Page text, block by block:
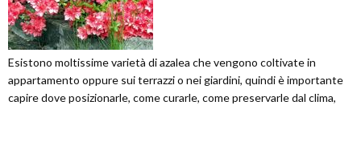
Esistono moltissime varietà di azalea che vengono coltivate in
appartamento oppure sui terrazzi o nei giardini, quindi è importante
capire dove posizionarle, come curarle, come preservarle dal clima,